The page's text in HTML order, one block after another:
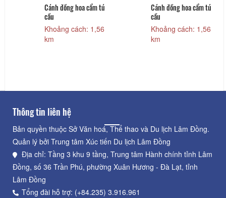
Cánh đồng hoa cẩm tú
cầu
Khoảng cách: 1,56
km
Cánh đồng hoa cẩm tú
cầu
Khoảng cách: 1,56
km
Thông tin liên hệ
Bản quyền thuộc Sở Văn hoá, Thể thao và Du lịch Lâm Đồng.
Quản lý bởi Trung tâm Xúc tiến Du lịch Lâm Đồng
Địa chỉ: Tầng 3 khu 9 tầng, Trung tâm Hành chính tỉnh Lâm
Đồng, số 36 Trần Phú, phường Xuân Hương - Đà Lạt, tỉnh
Lâm Đồng
Tổng đài hỗ trợ: (+84.235) 3.916.961